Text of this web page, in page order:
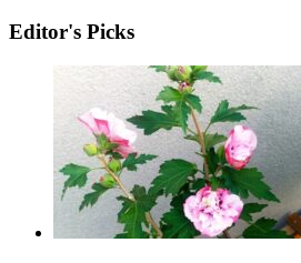
Editor's Picks